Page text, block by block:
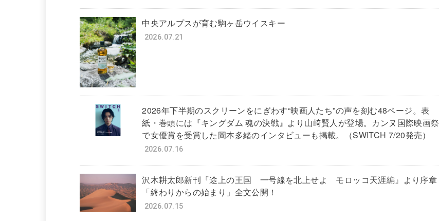
中央アルプスが育む駒ヶ岳ウイスキー
2026.07.21
2026年下半期のスクリーンをにぎわす“映画人たち”の声を刻む48ページ。表
紙・巻頭には『キングダム 魂の決戦』より山﨑賢人が登場。カンヌ国際映画祭
で女優賞を受賞した岡本多緒のインタビューも掲載。（SWITCH 7/20発売）
2026.07.16
沢木耕太郎新刊『途上の王国 一号線を北上せよ モロッコ天涯編』より序章
「終わりからの始まり」全文公開！
2026.07.15